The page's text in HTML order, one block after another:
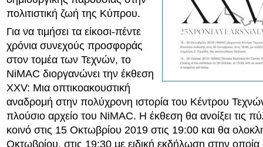
πολιτιστική ζωή της Κύπρου.
Για να τιμήσει τα είκοσι-πέντε
χρόνια συνεχούς προσφοράς
στον τομέα των Τεχνών, το
NiMAC διοργανώνει την έκθεση
XXV: Μια οπτικοακουστική
αναδρομή στην πολύχρονη ιστορία του Κέντρου
πλούσιο αρχείο του NiMAC. Η έκθεση θα ανοίξει τις
κοινό στις 15 Οκτωβρίου 2019 στις 19:00 και θα
Οκτωβρίου, στις 19:30 με ειδική εκδήλωση στην